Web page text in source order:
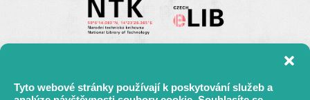
Tyto webové stránky používají k poskytování služeb a